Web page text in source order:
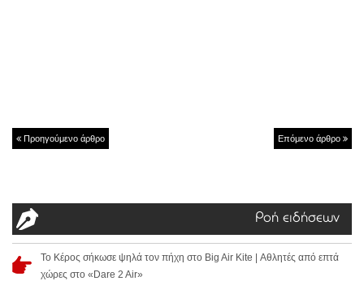
Προηγούμενο άρθρο Επόμενο άρθρο
Ροή ειδήσεων
Το Κέρος σήκωσε ψηλά τον πήχη στο Big Air Kite | Αθλητές από επτά
χώρες στο «Dare 2 Air»